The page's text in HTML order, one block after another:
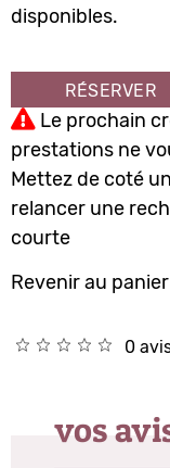
disponibles.
RÉSERVER
Le prochain
prestations ne
Mettez de coté
relancer une
courte
Revenir au panier
0
vos